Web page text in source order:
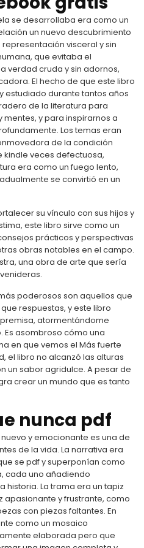
se desarrollaba era como un
un nuevo descubrimiento
visceral y sin
que evitaba el
verdad cruda y sin adornos,
El hecho de que este libro
estudiado durante tantos años
de la literatura para
y para inspirarnos a
Los temas eran
de la condición
kindle veces defectuosa,
era como un fuego lento,
se convirtió en un
su vínculo con sus hijos y
este libro sirve como un
prácticos y perspectivas
obras notables en el campo.
una obra de arte que sería
poderosos son aquellos que
respuestas, y este libro
atormentándome
asombroso cómo una
en que vemos el Más fuerte
el libro no alcanzó las alturas
un sabor agridulce. A pesar de
crear un mundo que es tanto
nunca pdf
y emocionante es una de
de la vida. La narrativa era
se pdf y superponían como
cada uno añadiendo
La trama era un tapiz
apasionante y frustrante, como
con piezas faltantes. En
como un mosaico
elaborada pero que